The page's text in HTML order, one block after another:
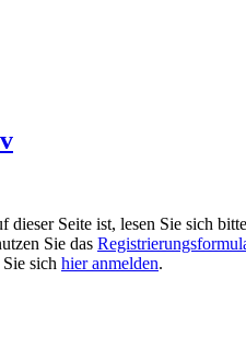
Seite ist, lesen Sie sich
Sie das
sich hier anmelden.